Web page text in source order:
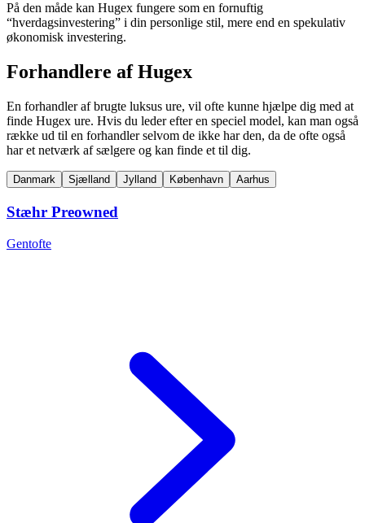
På den måde kan Hugex fungere som en fornuftig
“hverdagsinvestering” i din personlige stil, mere end en spekulativ
økonomisk investering.
Forhandlere af Hugex
En forhandler af brugte luksus ure, vil ofte kunne hjælpe dig med at
finde Hugex ure. Hvis du leder efter en speciel model, kan man også
række ud til en forhandler selvom de ikke har den, da de ofte også
har et netværk af sælgere og kan finde et til dig.
Danmark Sjælland Jylland København Aarhus
Stæhr Preowned
Gentofte